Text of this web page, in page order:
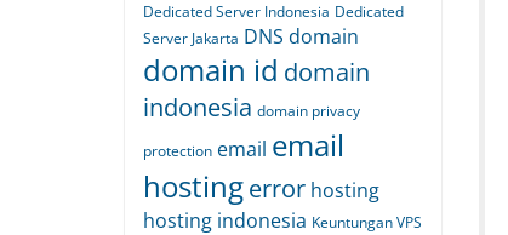
Dedicated Server Indonesia Dedicated
Server Jakarta DNS domain
domain id domain
indonesia domain privacy
protection email email
hostingerror hosting
hosting indonesia Keuntungan VPS